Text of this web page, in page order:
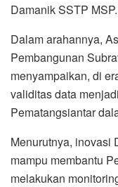
Damanik SSTP MSP.
Dalam arahannya,
Pembangunan
menyampaikan, di
validitas data
Pematangsiantar
Menurutnya, inovasi
mampu membantu
melakukan